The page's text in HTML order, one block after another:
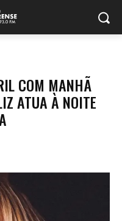
COM MANHÃ
ATUA À NOITE